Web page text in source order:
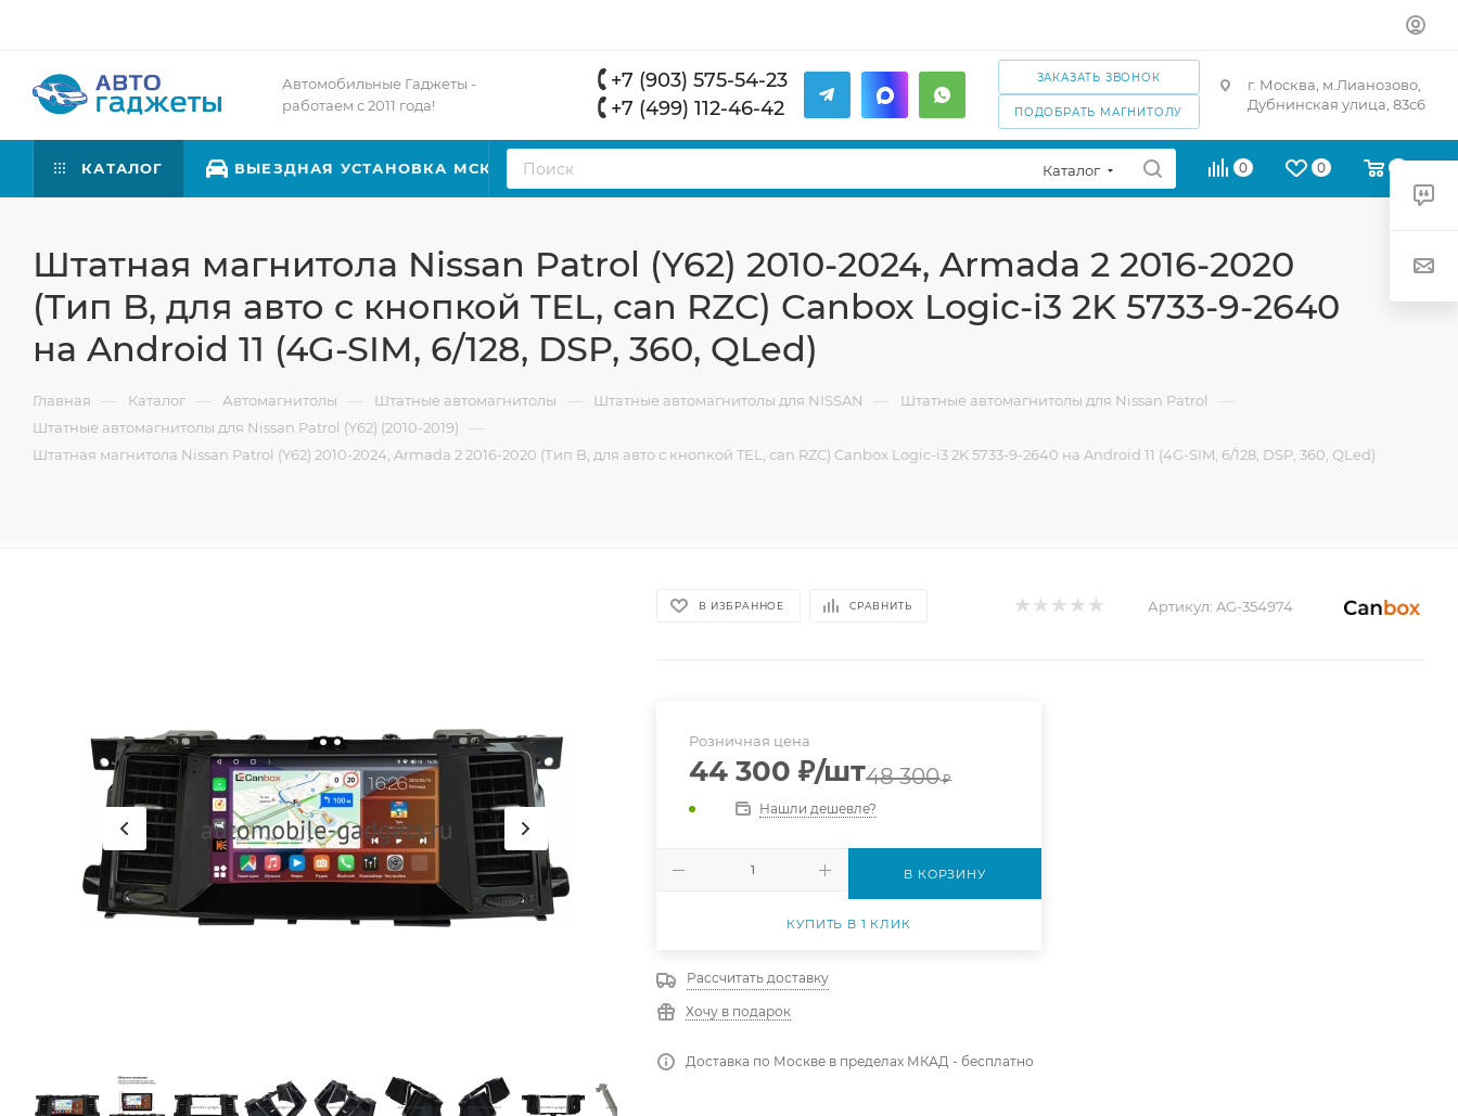
Автомобильные Гаджеты -
работаем с 2011 года!
+7 (903) 575-54-23
+7 (499) 112-46-42
ЗАКАЗАТЬ ЗВОНОК
ПОДОБРАТЬ МАГНИТОЛУ
г. Москва, м.Лианозово,
Дубнинская улица, 83с6
КАТАЛОГ ВЫЕЗДНАЯ УСТАНОВКА МСК Каталог 0 0
Штатная магнитола Nissan Patrol (Y62) 2010-2024, Armada 2 2016-2020
(Тип B, для авто с кнопкой TEL, can RZC) Canbox Logic-i3 2K 5733-9-2640
на Android 11 (4G-SIM, 6/128, DSP, 360, QLed)
Главная — Каталог — Автомагнитолы — Штатные автомагнитолы — Штатные автомагнитолы для NISSAN — Штатные автомагнитолы для Nissan Patrol —
Штатные автомагнитолы для Nissan Patrol (Y62) (2010-2019) —
Штатная магнитола Nissan Patrol (Y62) 2010-2024, Armada 2 2016-2020 (Тип B, для авто с кнопкой TEL, can RZC) Canbox Logic-i3 2K 5733-9-2640 на Android 11 (4G-SIM, 6/128, DSP, 360, QLed)
В ИЗБРАННОЕ СРАВНИТЬ Артикул: AG-354974
Розничная цена
44 300 ₽/шт48 300₽
Нашли дешевле?
В КОРЗИНУ
КУПИТЬ В 1 КЛИК
Рассчитать доставку
Хочу в подарок
Доставка по Москве в пределах МКАД - бесплатно